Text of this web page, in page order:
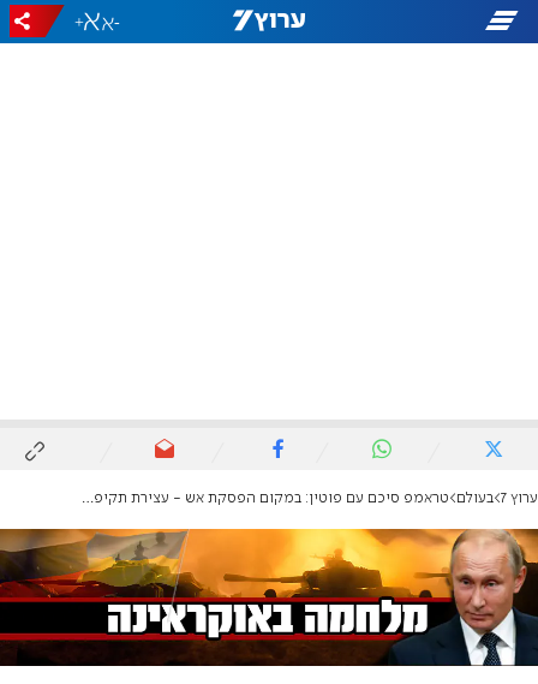
-
+
ערוץ 7 בעולם טראמפ סיכם עם פוטין: במקום הפסקת אש - עצירת תקיפת מתקני אנרגיה